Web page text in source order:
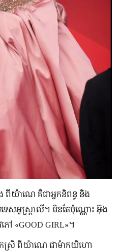
ពីយ៉ាណេ គឺជា​អ្នក​និពន្ធ និង​
េស​អូស្ត្រាលី។ មិន​តែ​ប៉ុណ្ណោះ អ៊ុង
ៅ «GOOD GIRL»។
ស្រី ពីយ៉ាណេ ជា​ម៉ាក​យីហោ​